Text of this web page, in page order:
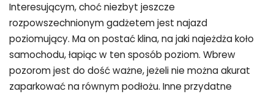
Interesującym, choć niezbyt jeszcze
rozpowszechnionym gadżetem jest najazd
poziomujący. Ma on postać klina, na jaki najeżdża koło
samochodu, łapiąc w ten sposób poziom. Wbrew
pozorom jest do dość ważne, jeżeli nie można akurat
zaparkować na równym podłożu. Inne przydatne